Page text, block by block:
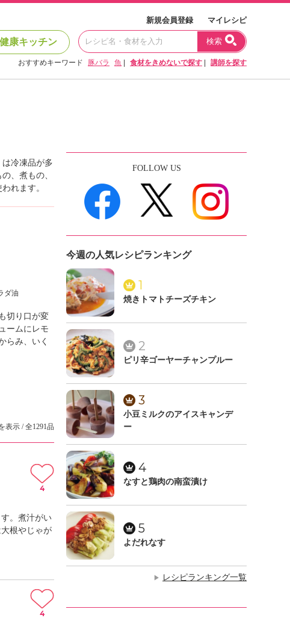
新規会員登録 マイレシピ
健康キッチン 検索
おすすめキーワード 豚バラ 魚 食材をきめないで探す 講師を探す
は冷凍品が多
、煮もの、
れます。
ダ油
切り口が変
ームにレモ
らみ、いく
表示 / 全1291品
。煮汁がい
根やじゃが
4
4
FOLLOW US
今週の人気レシピランキング
1
焼きトマトチーズチキン
2
ピリ辛ゴーヤーチャンプルー
3
小豆ミルクのアイスキャンデ
ー
4
なすと鶏肉の南蛮漬け
5
よだれなす
▶ レシピランキング一覧